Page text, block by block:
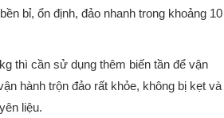
bỉ, ổn định, đảo nhanh trong khoảng 10
thì cần sử dụng thêm biến tần để vận
hành trộn đảo rất khỏe, không bị kẹt và
liệu.